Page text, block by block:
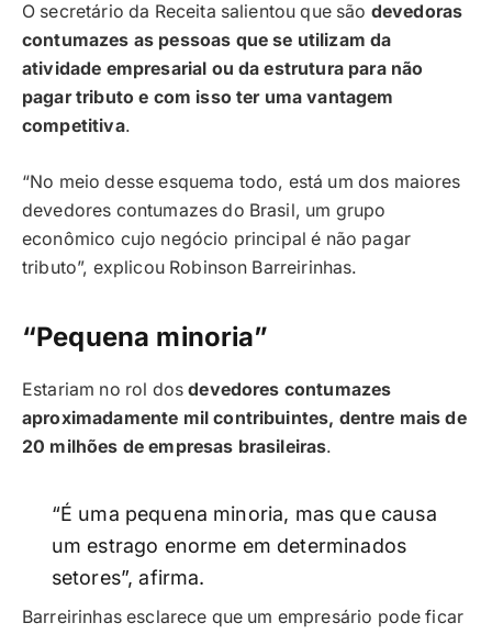
O secretário da Receita salientou que são devedoras
contumazes as pessoas que se utilizam da
atividade empresarial ou da estrutura para não
pagar tributo e com isso ter uma vantagem
competitiva.
“No meio desse esquema todo, está um dos maiores
devedores contumazes do Brasil, um grupo
econômico cujo negócio principal é não pagar
tributo”, explicou Robinson Barreirinhas.
“Pequena minoria”
Estariam no rol dosdevedores contumazes
aproximadamente mil contribuintes, dentre mais de
20 milhões de empresas brasileiras.
“É uma pequena minoria, mas que causa
um estrago enorme em determinados
setores”, afirma.
Barreirinhas esclarece que um empresário pode ficar